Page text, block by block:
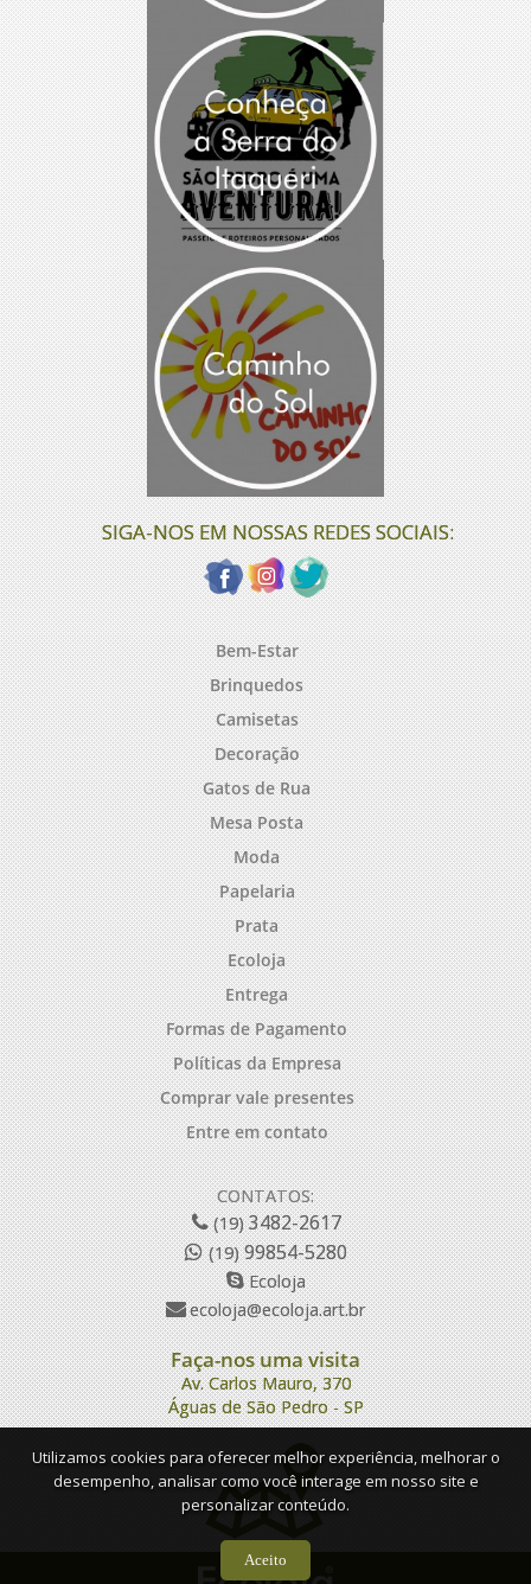
SIGA-NOS EM NOSSAS REDES SOCIAIS:
Bem-Estar
Brinquedos
Camisetas
Decoração
Gatos de Rua
Mesa Posta
Moda
Papelaria
Prata
Ecoloja
Entrega
Formas de Pagamento
Políticas da Empresa
Comprar vale presentes
Entre em contato
CONTATOS:
(19)3482-2617
(19)99854-5280
Ecoloja
ecoloja@ecoloja.art.br
Faça-nos uma visita
Av. Carlos Mauro, 370
Águas de São Pedro - SP
Utilizamos cookies para oferecer melhor experiência, melhorar o
desempenho, analisar como você interage em nosso site e
personalizar conteúdo.
Aceito